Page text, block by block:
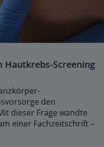
Screening
den
dieser Frage wandte
einer Fachzeitschrift –